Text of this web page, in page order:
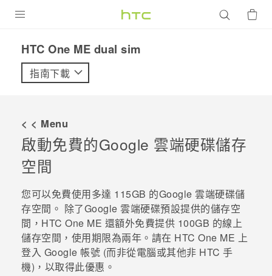
VIVE
配件
VIVERSE
優惠專區
焦點訊息
校園專案
企業採購
銷售門市
銷售通路
支援服務
VIVELAND
HTC One ME dual sim‎
指南下載
< < Menu
啟動免費的Google 雲端硬碟儲存
空間
您可以免費使用多達 115GB 的Google 雲端硬碟儲
存空間。 除了Google 雲端硬碟預設提供的儲存空
間， HTC One ME 還額外免費提供 100GB 的線上
儲存空間，使用期限為兩年。請在 HTC One ME 上
登入 Google 帳號 (而非從電腦或其他非 HTC 手
機)，以取得此優惠。